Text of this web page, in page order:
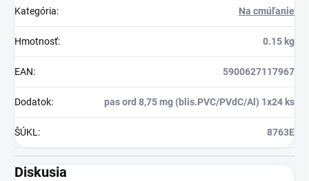
Kategória: Na cmúľanie
Hmotnosť: 0.15 kg
EAN: 5900627117967
Dodatok: pas ord 8,75 mg (blis.PVC/PVdC/Al) 1x24 ks
ŠÚKL: 8763E
Diskusia